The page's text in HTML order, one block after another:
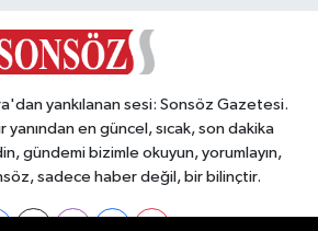
yankılanan sesi: Sonsöz Gazetesi.
en güncel, sıcak, son dakika
gündemi bizimle okuyun, yorumlayın,
sadece haber değil, bir bilinçtir.